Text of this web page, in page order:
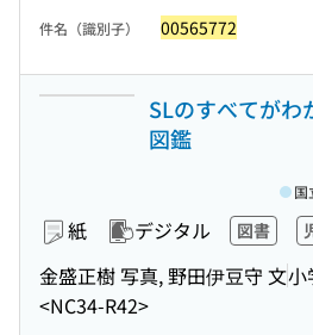
件名（識別子） 00565772
SLのすべてがわ
図鑑
紙 デジタル 図書
金盛正樹 写真, 野田伊豆守 文小
<NC34-R42>
国